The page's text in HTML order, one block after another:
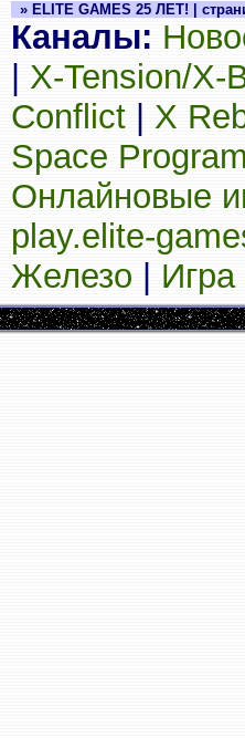
» ELITE GAMES 25 ЛЕТ! |
Каналы:
X-Tension/X-
Conflict
X
Space Program
Онлайновые
play.elite-
Железо